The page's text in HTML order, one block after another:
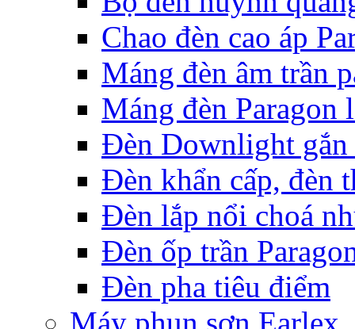
Chao đèn cao áp
Máng đèn âm trần
Máng đèn Paragon
Đèn Downlight
Đèn khẩn cấp, đèn
Đèn lắp nổi choá
Đèn ốp trần
Đèn pha tiêu điểm